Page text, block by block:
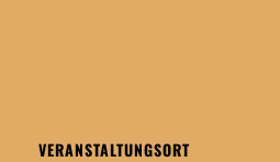
VERANSTALTUNGSORT